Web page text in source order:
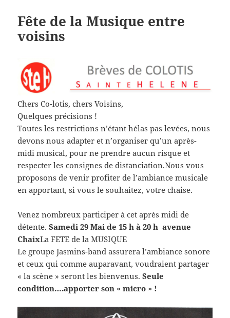
Fête de la Musique entre
voisins
Chers Co-lotis, chers Voisins,
Quelques précisions !
Toutes les restrictions n’étant hélas pas levées, nous
devons nous adapter et n’organiser qu’un après-
midi musical, pour ne prendre aucun risque et
respecter les consignes de distanciation.Nous vous
proposons de venir profiter de l’ambiance musicale
en apportant, si vous le souhaitez, votre chaise.
Venez nombreux participer à cet après midi de
détente.Samedi 29 Mai de 15 h à 20 h avenue
ChaixLa FETE de la MUSIQUE
Le groupe Jasmins-band assurera l’ambiance sonore
et ceux qui comme auparavant, voudraient partager
« la scène » seront les bienvenus.Seule
condition….apporter son « micro » !